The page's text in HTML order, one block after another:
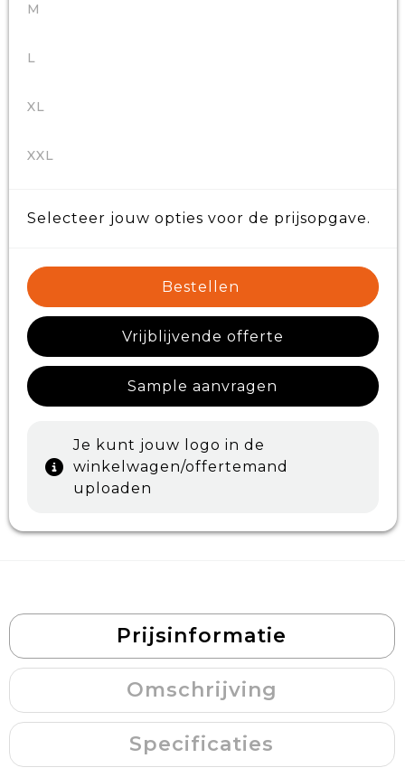
M
L
XL
XXL
Selecteer jouw opties voor de prijsopgave.
Bestellen
Vrijblijvende offerte
Sample aanvragen
Je kunt jouw logo in de
winkelwagen/offertemand
uploaden
Prijsinformatie
Omschrijving
Specificaties